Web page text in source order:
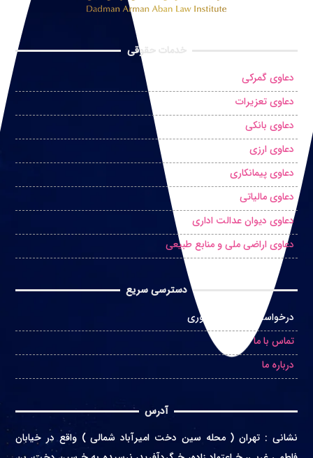
خدمات حقوقی
دعاوی گمرکی
دعاوی تعزیرات
دعاوی بانکی
دعاوی ارزی
دعاوی پیمانکاری
دعاوی مالیاتی
دعاوی دیوان عدالت اداری
دعاوی اراضی ملی و منابع طبیعی
دسترسی سریع
درخواست مشاوره حضوری
تماس با ما
درباره ما
آدرس
نشانی : تهران ( محله سین دخت امیرآباد شمالی ) واقع در خیابان